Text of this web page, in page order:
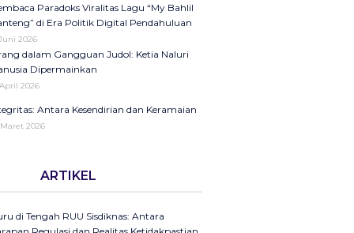
Paradoks Viralitas Lagu “My Bahlil
di Era Politik Digital Pendahuluan
2026
dalam Gangguan Judol: Ketia Naluri
Dipermainkan
2026
Antara Kesendirian dan Keramaian
2026
Koran ke Panggung Radio Serta
ARTIKEL
di Tengah RUU Sisdiknas: Antara